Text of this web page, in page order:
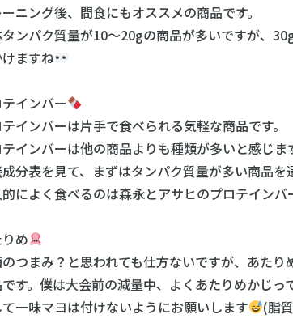
ニング後、間食にもオススメの商品です。
ンパク質量が10〜20gの商品が多いですが、
ますね
インバー
インバーは片手で食べられる気軽な商品です。
インバーは他の商品よりも種類が多いと感じ
分表を見て、まずはタンパク質量が多い商品を
によく食べるのは森永とアサヒのプロテインバ
め
つまみ？と思われても仕方ないですが、あた
す。僕は大会前の減量中、よくあたりめかじっ
一味マヨは付けないようにお願いします
(脂